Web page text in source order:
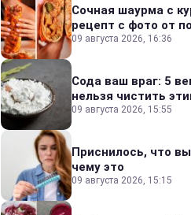
Сочная шаурма с
рецепт с фото от
09 августа 2026, 16:36
Сода ваш враг: 5
нельзя чистить
09 августа 2026, 15:55
Приснилось, что
чему это
09 августа 2026, 15:15